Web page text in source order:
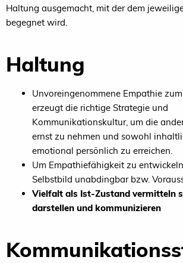
Haltung ausgemacht, mit der dem
begegnet wird.
Haltung
Unvoreingenommene Empathie
erzeugt die richtige Strategie und
Kommunikationskultur, um die
ernst zu nehmen und sowohl
emotional persönlich zu erreichen.
Um Empathiefähigkeit zu
Selbstbild unabdingbar bzw.
Vielfalt als Ist-Zustand vermitteln
darstellen und kommunizieren